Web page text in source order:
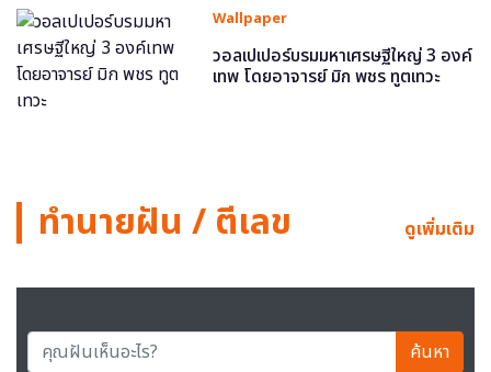
Wallpaper
วอลเปเปอร์บรมมหาเศรษฐีใหญ่ 3 องค์
เทพ โดยอาจารย์ มิก พชร ทูตเทวะ
ทำนายฝัน / ตีเลข ดูเพิ่มเติม
ค้นหา